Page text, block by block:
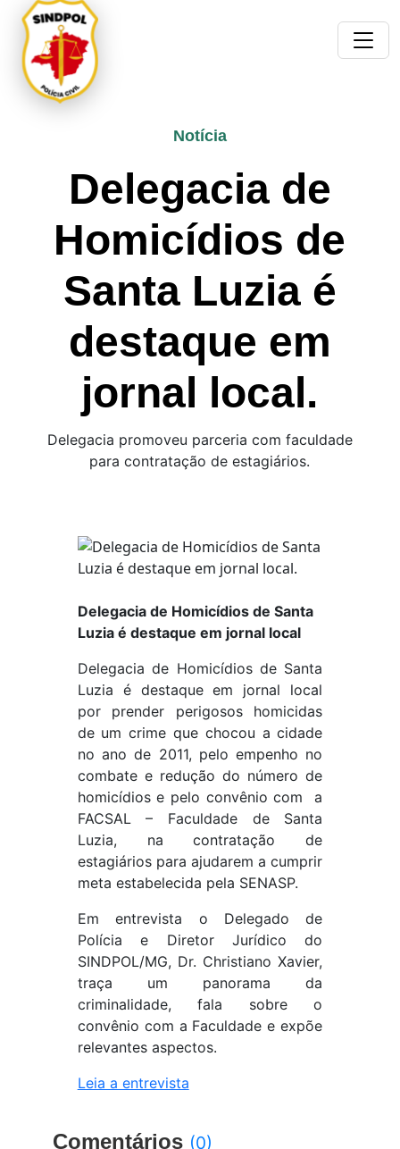
Notícia
Delegacia de
Homicídios de
Santa Luzia é
destaque em
jornal local.
Delegacia promoveu parceria com faculdade
para contratação de estagiários.
Delegacia de Homicídios de Santa
Luzia é destaque em jornal local
Delegacia de Homicídios de Santa
Luzia é destaque em jornal local
por prender perigosos homicidas
de um crime que chocou a cidade
no ano de 2011, pelo empenho no
combate e redução do número de
homicídios e pelo convênio com a
FACSAL – Faculdade de Santa
Luzia, na contratação de
estagiários para ajudarem a cumprir
meta estabelecida pela SENASP.
Em entrevista o Delegado de
Polícia e Diretor Jurídico do
SINDPOL/MG, Dr. Christiano Xavier,
traça um panorama da
criminalidade, fala sobre o
convênio com a Faculdade e expõe
relevantes aspectos.
Leia a entrevista
Comentários (0)